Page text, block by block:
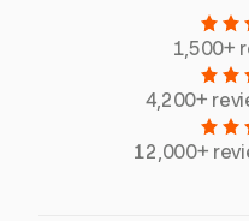
1,500+
4,200+
12,000+